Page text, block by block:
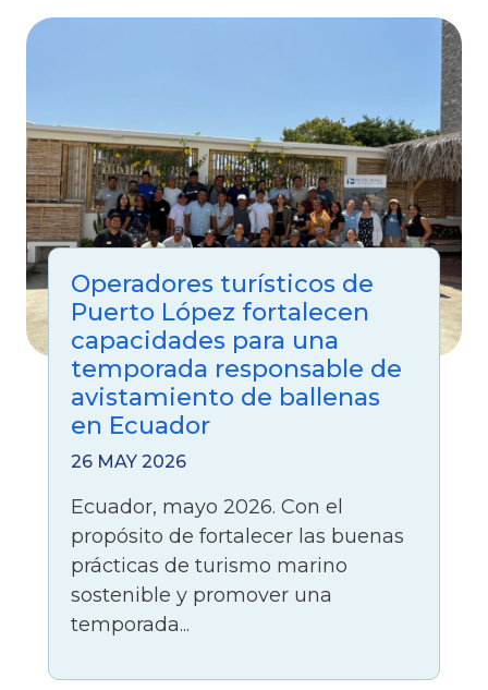
Operadores turísticos de
Puerto López fortalecen
capacidades para una
temporada responsable de
avistamiento de ballenas
en Ecuador
26 MAY 2026
Ecuador, mayo 2026. Con el
propósito de fortalecer las buenas
prácticas de turismo marino
sostenible y promover una
temporada...